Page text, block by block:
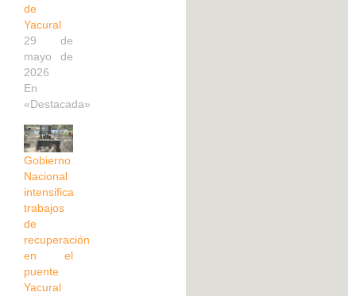
de
Yacural
29 de
mayo de
2026
En
«Destacada»
Gobierno
Nacional
intensifica
trabajos
de
recuperación
en el
puente
Yacural